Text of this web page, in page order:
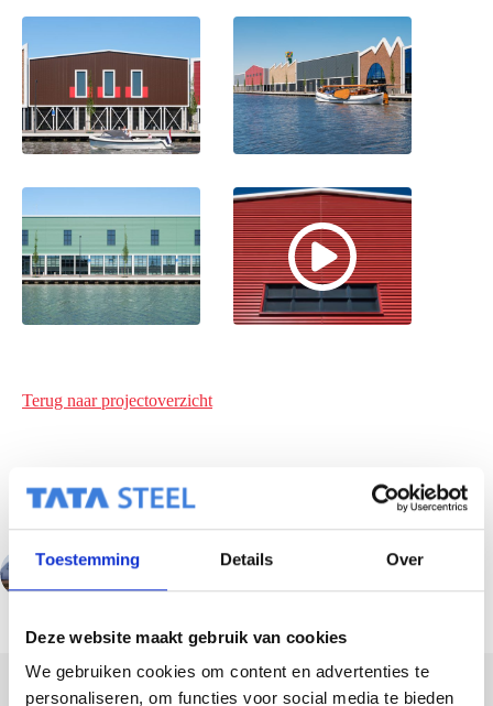
Toestemming Details Over
Deze website maakt gebruik van cookies
We gebruiken cookies om content en advertenties te
personaliseren, om functies voor social media te bieden
Terug naar projectoverzicht